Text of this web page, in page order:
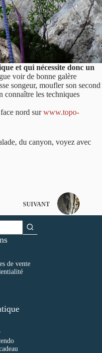
et qui nécessite donc un
voir de bonne galère
songeur, moufler son second
connaître les techniques
nord surwww.topo-
du canyon, voyez avec
SUIVANT
de vente